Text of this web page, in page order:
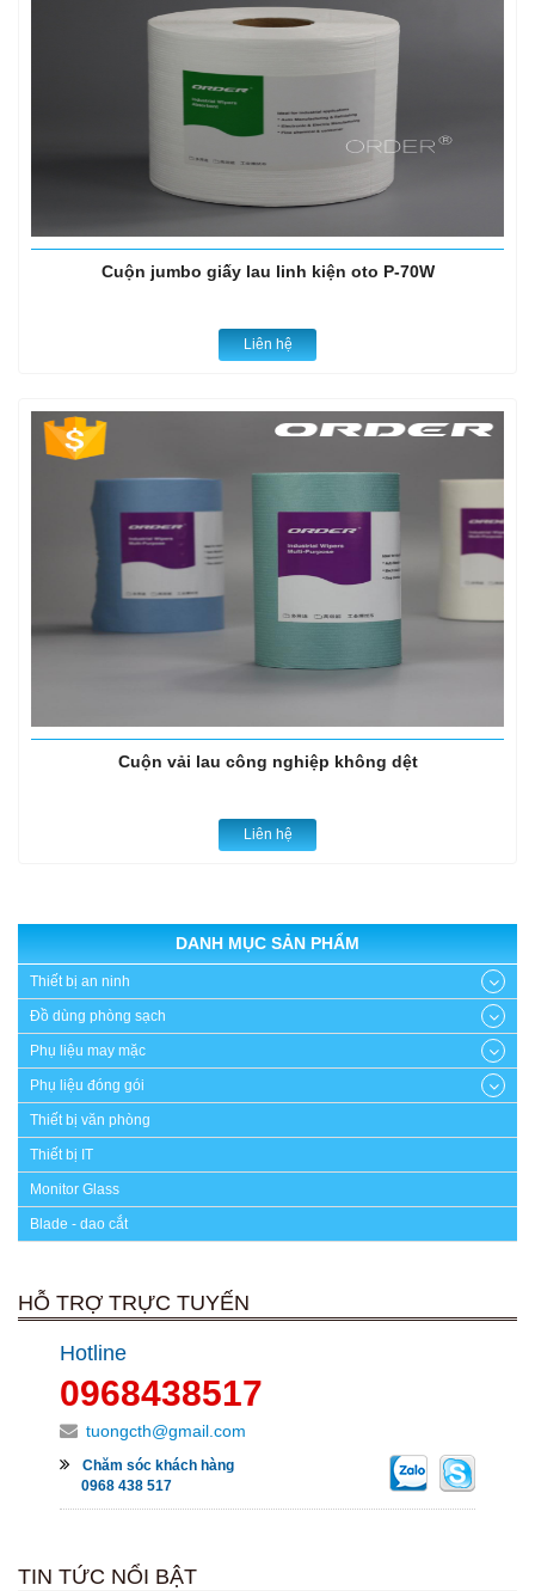
Cuộn jumbo giấy lau linh kiện oto P-70W
Liên hệ
Cuộn vải lau công nghiệp không dệt
Liên hệ
DANH MỤC SẢN PHẨM
Thiết bị an ninh
Đồ dùng phòng sạch
Phụ liệu may mặc
Phụ liệu đóng gói
Thiết bị văn phòng
Thiết bị IT
Monitor Glass
Blade - dao cắt
HỖ TRỢ TRỰC TUYẾN
Hotline
0968438517
tuongcth@gmail.com
Chăm sóc khách hàng
0968 438 517
TIN TỨC NỔI BẬT